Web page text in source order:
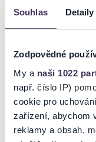
Souhlas Detaily
Zodpovědné
My a naši 1022
např. číslo IP)
cookie pro
zařízení, abychom
reklamy a obsah,
partnerom,
životom urobiť sú
kúpele, wellnes
Príďte sa aj vy
Doprajte si
Na stránkach
originálne
Ticketportal
zakúpených